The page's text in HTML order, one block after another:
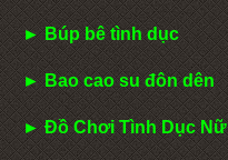
► Búp bê tình dục
► Bao cao su đôn dên
► Đồ Chơi Tình Dục Nữ